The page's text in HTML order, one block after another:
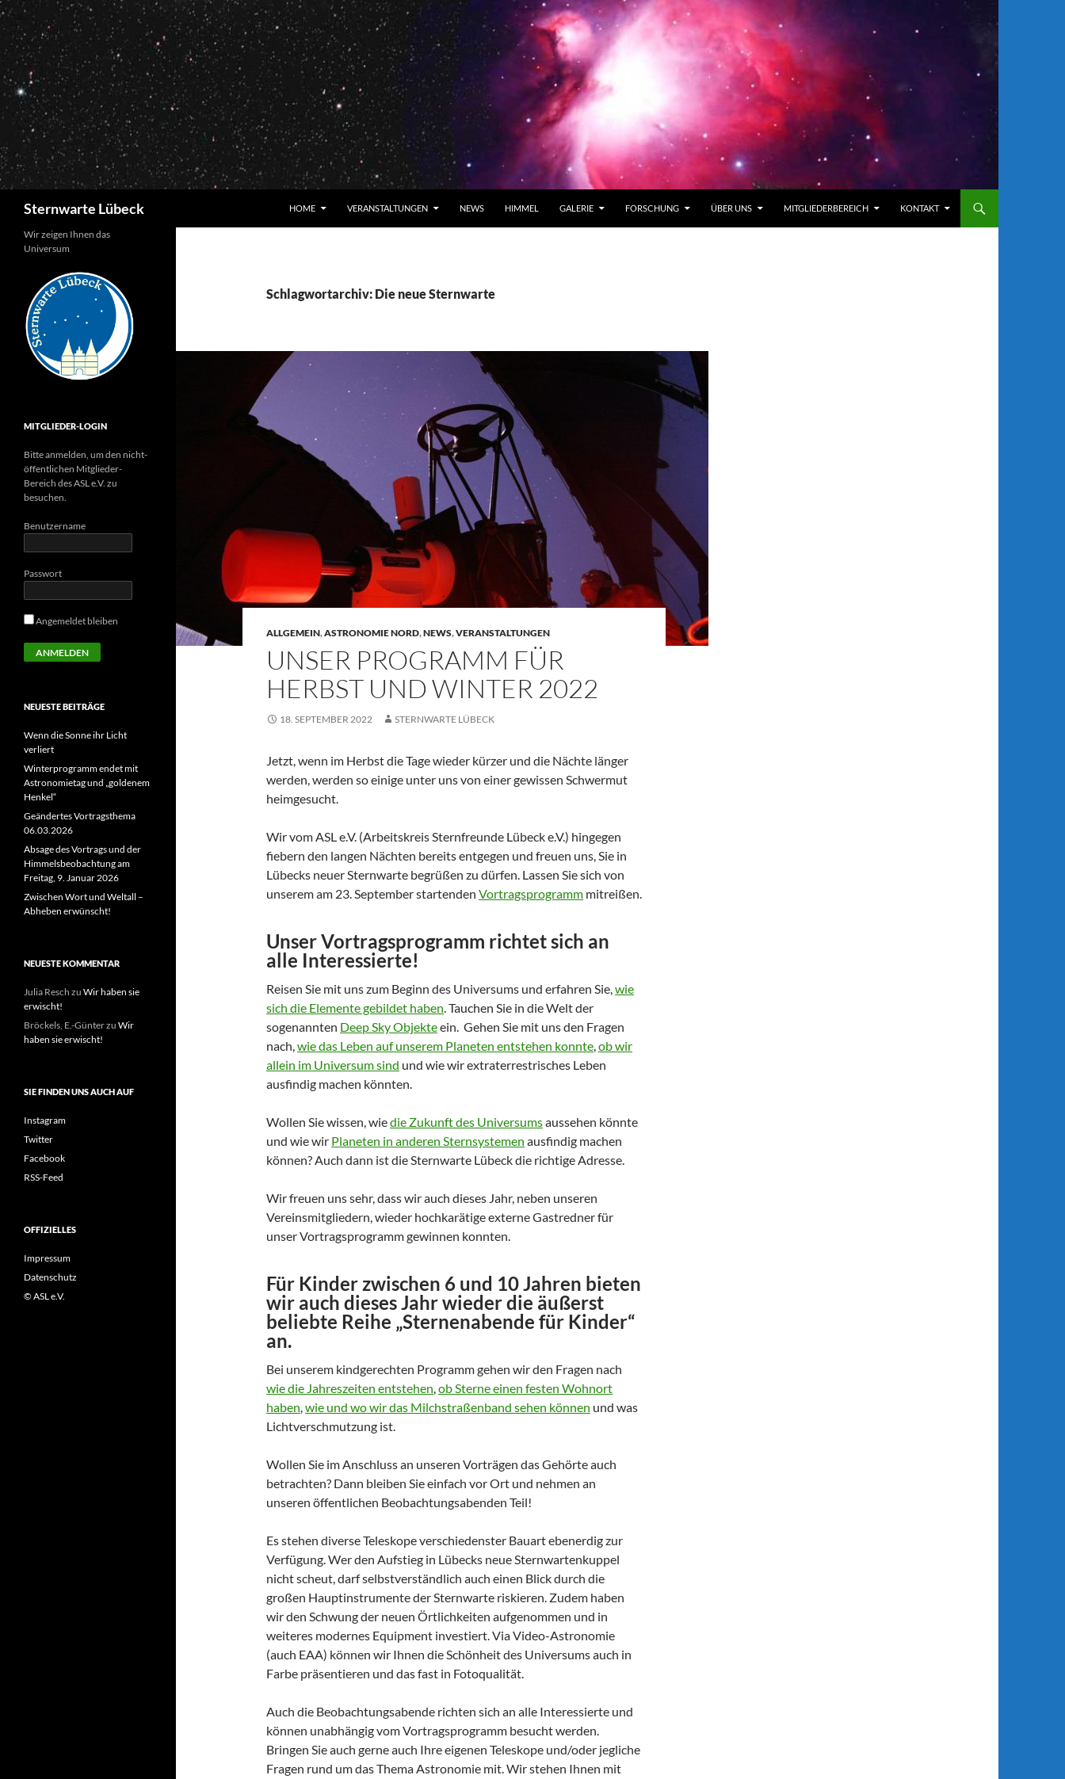
Zum
Inhalt
springen
Sternwarte Lübeck HOME VERANSTALTUNGEN NEWS HIMMEL GALERIE FORSCHUNG ÜBER UNS MITGLIEDERBEREICH KONTAKT
Schlagwortarchiv: Die neue Sternwarte
ALLGEMEIN,ASTRONOMIE NORD,NEWS,VERANSTALTUNGEN
UNSER PROGRAMM FÜR
HERBST UND WINTER 2022
18. SEPTEMBER 2022 STERNWARTE LÜBECK
Jetzt, wenn im Herbst die Tage wieder kürzer und die Nächte länger
werden, werden so einige unter uns von einer gewissen Schwermut
heimgesucht.
Wir vom ASL e.V. (Arbeitskreis Sternfreunde Lübeck e.V.) hingegen
fiebern den langen Nächten bereits entgegen und freuen uns, Sie in
Lübecks neuer Sternwarte begrüßen zu dürfen. Lassen Sie sich von
unserem am 23. September startenden Vortragsprogramm mitreißen.
Unser Vortragsprogramm richtet sich an
alle Interessierte!
Reisen Sie mit uns zum Beginn des Universums und erfahren Sie,wie
sich die Elemente gebildet haben. Tauchen Sie in die Welt der
sogenannten Deep Sky Objekteein. Gehen Sie mit uns den Fragen
nach,wie das Leben auf unserem Planeten entstehen konnte,ob wir
allein im Universum sind und wie wir extraterrestrisches Leben
ausfindig machen könnten.
Wollen Sie wissen, wiedie Zukunft des Universumsaussehen könnte
und wie wir Planeten in anderen Sternsystemen ausfindig machen
können? Auch dann ist die Sternwarte Lübeck die richtige Adresse.
Wir freuen uns sehr, dass wir auch dieses Jahr, neben unseren
Vereinsmitgliedern, wieder hochkarätige externe Gastredner für
unser Vortragsprogramm gewinnen konnten.
Für Kinder zwischen 6 und 10 Jahren bieten
wir auch dieses Jahr wieder die äußerst
beliebte Reihe „Sternenabende für Kinder“
an.
Bei unserem kindgerechten Programm gehen wir den Fragen nach
wie die Jahreszeiten entstehen,ob Sterne einen festen Wohnort
haben,wie und wo wir das Milchstraßenband sehen können und was
Lichtverschmutzung ist.
Wollen Sie im Anschluss an unseren Vorträgen das Gehörte auch
betrachten? Dann bleiben Sie einfach vor Ort und nehmen an
unseren öffentlichen Beobachtungsabenden Teil!
Es stehen diverse Teleskope verschiedenster Bauart ebenerdig zur
Verfügung. Wer den Aufstieg in Lübecks neue Sternwartenkuppel
nicht scheut, darf selbstverständlich auch einen Blick durch die
großen Hauptinstrumente der Sternwarte riskieren. Zudem haben
wir den Schwung der neuen Örtlichkeiten aufgenommen und in
weiteres modernes Equipment investiert. Via Video-Astronomie
(auch EAA) können wir Ihnen die Schönheit des Universums auch in
Farbe präsentieren und das fast in Fotoqualität.
Auch die Beobachtungsabende richten sich an alle Interessierte und
können unabhängig vom Vortragsprogramm besucht werden.
Bringen Sie auch gerne auch Ihre eigenen Teleskope und/oder jegliche
Fragen rund um das Thema Astronomie mit. Wir stehen Ihnen mit
Wir zeigen Ihnen das
Universum
MITGLIEDER-LOGIN
Bitte anmelden, um den nicht-
öffentlichen Mitglieder-
Bereich des ASL e.V. zu
besuchen.
Benutzername
Passwort
Angemeldet bleiben
NEUESTE BEITRÄGE
Wenn die Sonne ihr Licht
verliert
Winterprogramm endet mit
Astronomietag und „goldenem
Henkel“
Geändertes Vortragsthema
06.03.2026
Absage des Vortrags und der
Himmelsbeobachtung am
Freitag, 9. Januar 2026
Zwischen Wort und Weltall –
Abheben erwünscht!
NEUESTE KOMMENTAR
Julia Resch zu Wir haben sie
erwischt!
Bröckels, E.-Günterzu Wir
haben sie erwischt!
SIE FINDEN UNS AUCH AUF
Instagram
Twitter
Facebook
RSS-Feed
OFFIZIELLES
Impressum
Datenschutz
© ASL e.V.